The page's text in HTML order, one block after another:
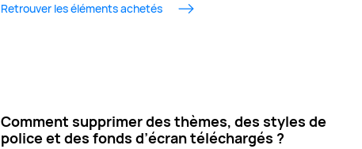
Retrouver les éléments achetés
Comment supprimer des thèmes, des styles de
police et des fonds d’écran téléchargés ?